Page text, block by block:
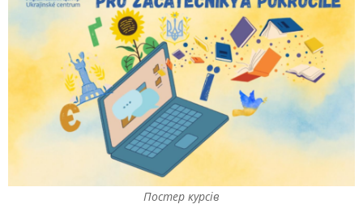
а
й
н
-
к
Постер курсів